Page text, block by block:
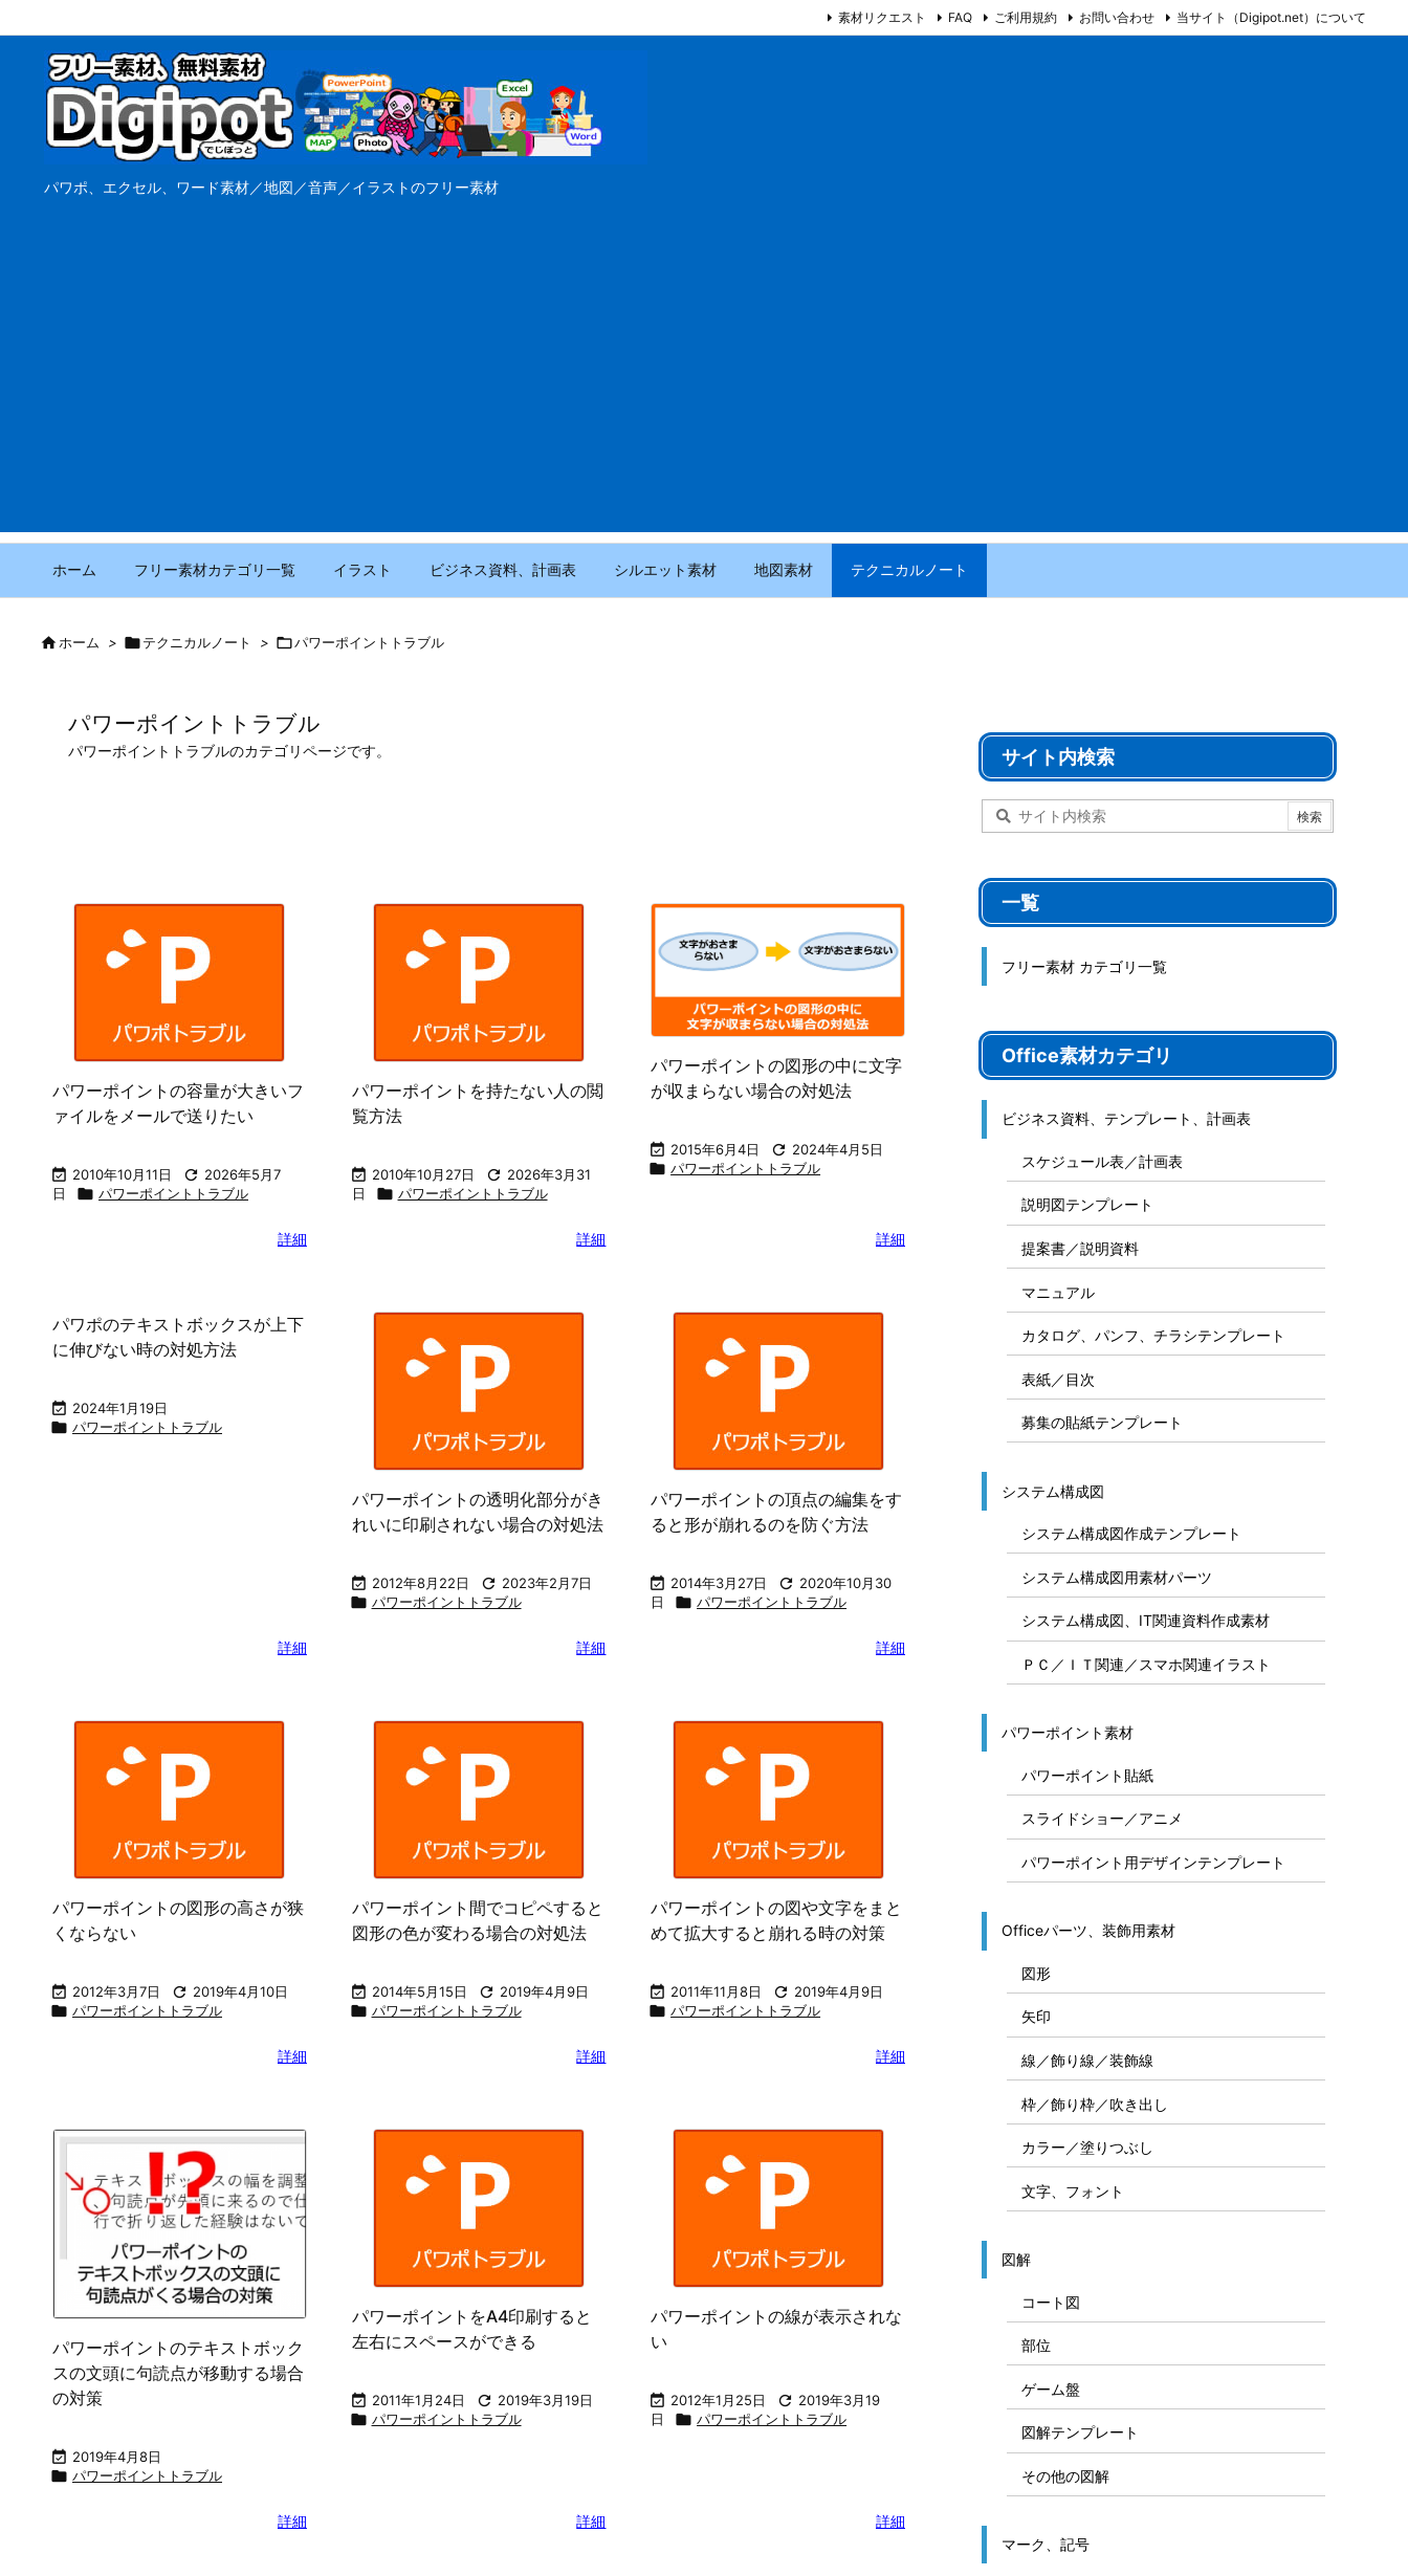
パワポ、エクセル、ワード素材／地図／音声／イラストのフリー素材
ホーム フリー素材カテゴリ一覧 イラスト ビジネス資料、計画表 シルエット素材 地図素材 テクニカルノート
素材リクエスト FAQ ご利用規約 お問い合わせ 当サイト（Digipot.net）について
ホーム > テクニカルノート > パワーポイントトラブル
パワーポイントトラブル
パワーポイントトラブルのカテゴリページです。
パワーポイントの容量が大きいフ
ァイルをメールで送りたい
 2010年10月11日  2026年5月7
日
 パワーポイントトラブル
詳細
パワーポイントを持たない人の閲
覧方法
 2010年10月27日  2026年3月31
日
 パワーポイントトラブル
詳細
パワーポイントの図形の中に文字
が収まらない場合の対処法
 2015年6月4日  2024年4月5日
 パワーポイントトラブル
詳細
パワポのテキストボックスが上下
に伸びない時の対処方法
 2024年1月19日
 パワーポイントトラブル
詳細
パワーポイントの透明化部分がき
れいに印刷されない場合の対処法
 2012年8月22日  2023年2月7日
 パワーポイントトラブル
詳細
パワーポイントの頂点の編集をす
ると形が崩れるのを防ぐ方法
 2014年3月27日  2020年10月30
日
 パワーポイントトラブル
詳細
パワーポイントの図形の高さが狭
くならない
 2012年3月7日  2019年4月10日
 パワーポイントトラブル
詳細
パワーポイント間でコピペすると
図形の色が変わる場合の対処法
 2014年5月15日  2019年4月9日
 パワーポイントトラブル
詳細
パワーポイントの図や文字をまと
めて拡大すると崩れる時の対策
 2011年11月8日  2019年4月9日
 パワーポイントトラブル
詳細
パワーポイントのテキストボック
スの文頭に句読点が移動する場合
の対策
 2019年4月8日
 パワーポイントトラブル
詳細
パワーポイントをA4印刷すると
左右にスペースができる
 2011年1月24日  2019年3月19日
 パワーポイントトラブル
詳細
パワーポイントの線が表示されな
い
 2012年1月25日  2019年3月19
日
 パワーポイントトラブル
詳細
サイト内検索
一覧
フリー素材 カテゴリ一覧
Office素材カテゴリ
ビジネス資料、テンプレート、計画表
スケジュール表／計画表
説明図テンプレート
提案書／説明資料
マニュアル
カタログ、パンフ、チラシテンプレート
表紙／目次
募集の貼紙テンプレート
システム構成図
システム構成図作成テンプレート
システム構成図用素材パーツ
システム構成図、IT関連資料作成素材
ＰＣ／ＩＴ関連／スマホ関連イラスト
パワーポイント素材
パワーポイント貼紙
スライドショー／アニメ
パワーポイント用デザインテンプレート
Officeパーツ、装飾用素材
図形
矢印
線／飾り線／装飾線
枠／飾り枠／吹き出し
カラー／塗りつぶし
文字、フォント
図解
コート図
部位
ゲーム盤
図解テンプレート
その他の図解
マーク、記号